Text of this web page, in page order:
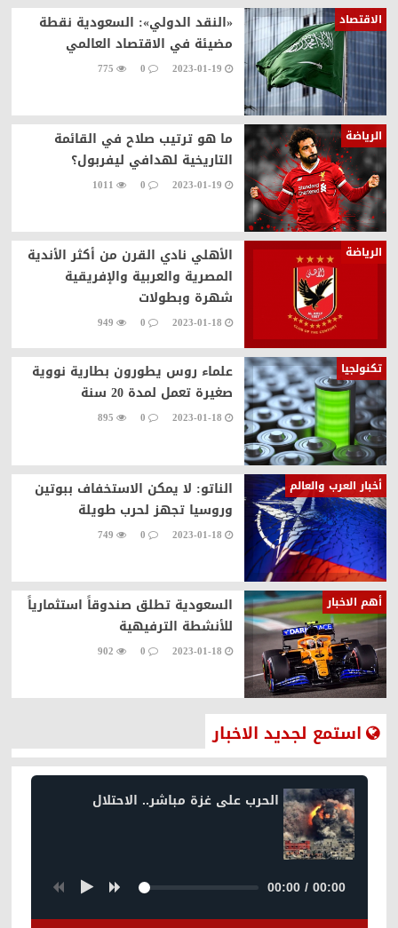
الاقتصاد
«النقد الدولي»: السعودية نقطة
مضيئة في الاقتصاد العالمي
2023-01-19
0
775
الرياضة
ما هو ترتيب صلاح في القائمة
التاريخية لهدافي ليفربول؟
2023-01-19
0
1011
الرياضة
الأهلي نادي القرن من أكثر الأندية
المصرية والعربية والإفريقية
شهرة وبطولات
2023-01-18
0
949
تكنولجيا
علماء روس يطورون بطارية نووية
صغيرة تعمل لمدة 20 سنة
2023-01-18
0
895
أخبار العرب والعالم
الناتو: لا يمكن الاستخفاف ببوتين
وروسيا تجهز لحرب طويلة
2023-01-18
0
749
أهم الاخبار
السعودية تطلق صندوقاً استثمارياً
للأنشطة الترفيهية
2023-01-18
0
902
استمع لجديد الاخبار
الحرب على غزة مباشر.. الاحتلال
00:00/00:00